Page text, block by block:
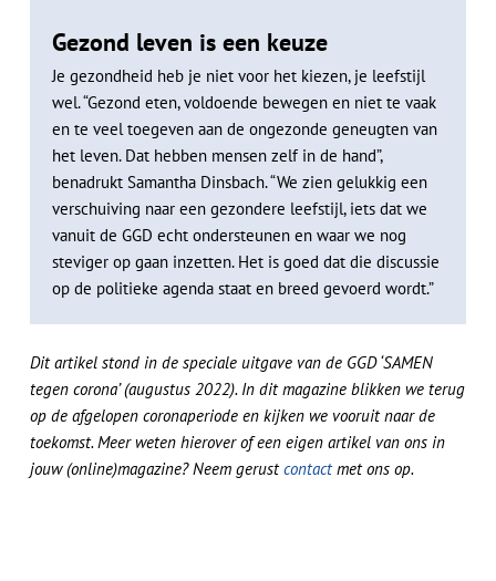
Gezond leven is een keuze
Je gezondheid heb je niet voor het kiezen, je leefstijl
wel. “Gezond eten, voldoende bewegen en niet te vaak
en te veel toegeven aan de ongezonde geneugten van
het leven. Dat hebben mensen zelf in de hand”,
benadrukt Samantha Dinsbach. “We zien gelukkig een
verschuiving naar een gezondere leefstijl, iets dat we
vanuit de GGD echt ondersteunen en waar we nog
steviger op gaan inzetten. Het is goed dat die discussie
op de politieke agenda staat en breed gevoerd wordt.”
Dit artikel stond in de speciale uitgave van de GGD ‘SAMEN
tegen corona’ (augustus 2022). In dit magazine blikken we terug
op de afgelopen coronaperiode en kijken we vooruit naar de
toekomst. Meer weten hierover of een eigen artikel van ons in
jouw (online)magazine? Neem gerustcontactmet ons op.